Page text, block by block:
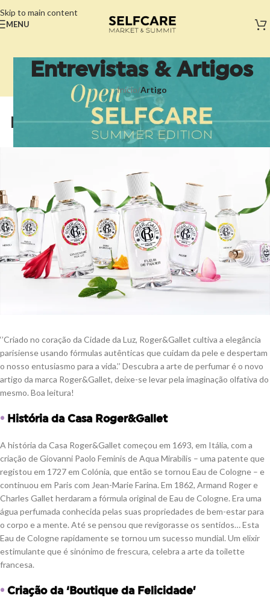
Skip to main content
MENU
Entrevistas & Artigos
Início/Artigo
ARTIGO
Descubra a arte de Perfumar
SelfCare Market & Summit Em Maio 10, 2023
‘’Criado no coração da Cidade da Luz, Roger&Gallet cultiva a elegância
parisiense usando fórmulas autênticas que cuidam da pele e despertam
o nosso entusiasmo para a vida.’’ Descubra a arte de perfumar é o novo
artigo da marca Roger&Gallet, deixe-se levar pela imaginação olfativa do
mesmo. Boa leitura!
• História da Casa Roger&Gallet
A história da Casa Roger&Gallet começou em 1693, em Itália, com a
criação de Giovanni Paolo Feminis de Aqua Mirabilis – uma patente que
registou em 1727 em Colónia, que então se tornou Eau de Cologne – e
continuou em Paris com Jean-Marie Farina. Em 1862, Armand Roger e
Charles Gallet herdaram a fórmula original de Eau de Cologne. Era uma
água perfumada conhecida pelas suas propriedades de bem-estar para
o corpo e a mente. Até se pensou que revigorasse os sentidos… Esta
Eau de Cologne rapidamente se tornou um sucesso mundial. Um elixir
estimulante que é sinónimo de frescura, celebra a arte da toilette
francesa.
• Criação da ‘Boutique da Felicidade’